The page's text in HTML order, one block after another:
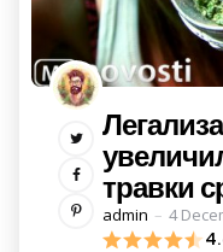
травки
Posted
by
admin 4